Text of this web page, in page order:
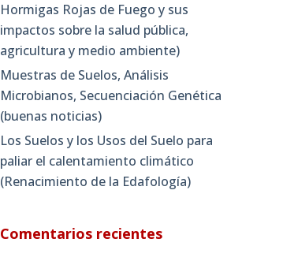
Hormigas Rojas de Fuego y sus
impactos sobre la salud pública,
agricultura y medio ambiente)
Muestras de Suelos, Análisis
Microbianos, Secuenciación Genética
(buenas noticias)
Los Suelos y los Usos del Suelo para
paliar el calentamiento climático
(Renacimiento de la Edafología)
Comentarios recientes